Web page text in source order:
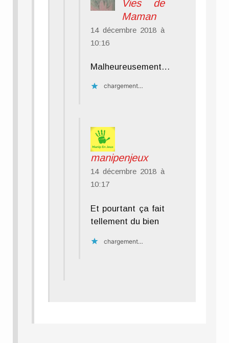
Vies de
Maman
14 décembre 2018 à
10:16
Malheureusement…
chargement…
manipenjeux
14 décembre 2018 à
10:17
Et pourtant ça fait
tellement du bien
chargement…